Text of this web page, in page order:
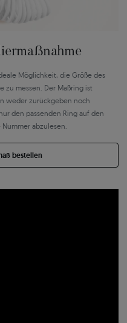
Möglichkeit, die Größe des
zu messen. Der Maßring ist
weder zurückgeben noch
den passenden Ring auf den
abzulesen.
bestellen